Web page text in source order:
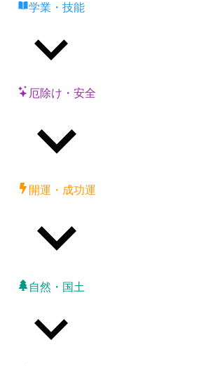
学業・技能
厄除け・安全
開運・成功運
自然・国土